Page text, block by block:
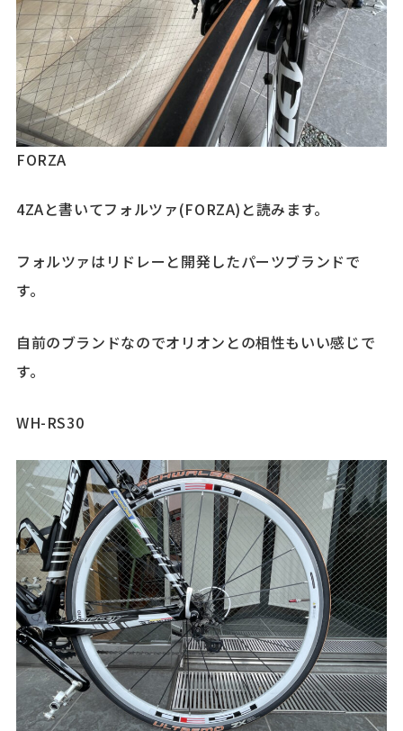
FORZA
4ZAと書いてフォルツァ(FORZA)と読みます。
フォルツァはリドレーと開発したパーツブランドで
す。
自前のブランドなのでオリオンとの相性もいい感じで
す。
WH-RS30